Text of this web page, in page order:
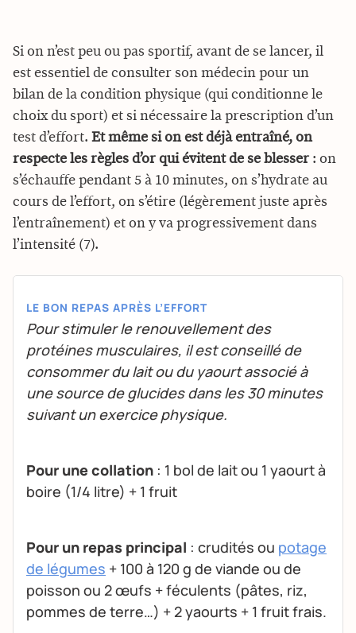
Si on n’est peu ou pas sportif, avant de se lancer, il
est essentiel de consulter son médecin pour un
bilan de la condition physique (qui conditionne le
choix du sport) et si nécessaire la prescription d’un
test d’effort. Et même si on est déjà entraîné, on
respecte les règles d’or qui évitent de se blesser : on
s’échauffe pendant 5 à 10 minutes, on s’hydrate au
cours de l’effort, on s’étire (légèrement juste après
l’entraînement) et on y va progressivement dans
l’intensité (7).
LE BON REPAS APRÈS L’EFFORT
Pour stimuler le renouvellement des
protéines musculaires, il est conseillé de
consommer du lait ou du yaourt associé à
une source de glucides dans les 30 minutes
suivant un exercice physique.
Pour une collation : 1 bol de lait ou 1 yaourt à
boire (1/4 litre) + 1 fruit
Pour un repas principal : crudités ou potage
de légumes + 100 à 120 g de viande ou de
poisson ou 2 œufs + féculents (pâtes, riz,
pommes de terre…) + 2 yaourts + 1 fruit frais.